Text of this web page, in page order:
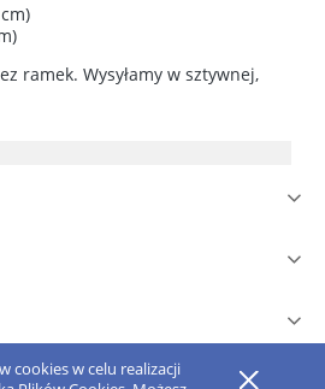
cookies w celu realizacji
ramek. Wysyłamy w sztywnej,